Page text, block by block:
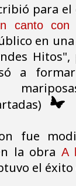
para el
canto con
en
a
fue
la obra A
el éxito